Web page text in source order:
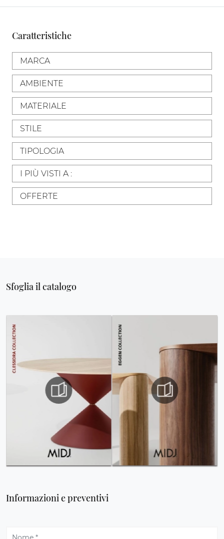
Caratteristiche
MARCA
AMBIENTE
MATERIALE
STILE
TIPOLOGIA
I PIÙ VISTI A :
OFFERTE
Sfoglia il catalogo
Informazioni e preventivi